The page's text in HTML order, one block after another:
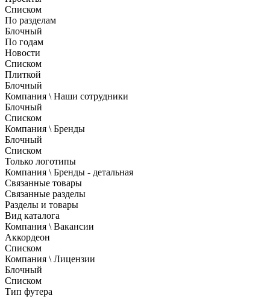
Списком
По разделам
Блочный
По годам
Новости
Списком
Плиткой
Блочный
Компания \ Наши сотрудники
Блочный
Списком
Компания \ Бренды
Блочный
Списком
Только логотипы
Компания \ Бренды - детальная
Связанные товары
Связанные разделы
Разделы и товары
Вид каталога
Компания \ Вакансии
Аккордеон
Списком
Компания \ Лицензии
Блочный
Списком
Тип футера